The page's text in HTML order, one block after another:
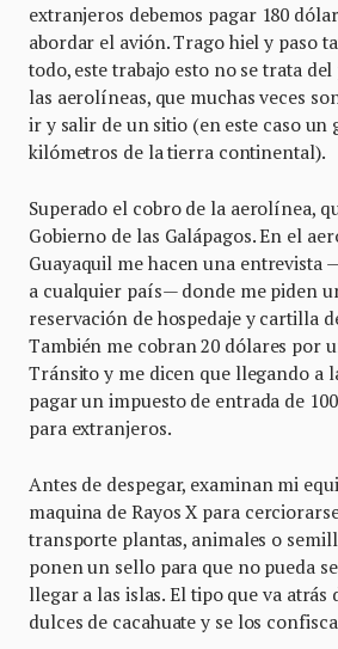
extranjeros debemos pagar 180
abordar el avión. Trago hiel y paso
todo, este trabajo esto no se trata
las aerolíneas, que muchas veces
ir y salir de un sitio (en este caso un
kilómetros de la tierra continental).
Superado el cobro de la aerolínea,
Gobierno de las Galápagos. En el
Guayaquil me hacen una entrevista
a cualquier país— donde me piden
reservación de hospedaje y cartilla
También me cobran 20 dólares por
Tránsito y me dicen que llegando a
pagar un impuesto de entrada de
para extranjeros.
Antes de despegar, examinan mi
maquina de Rayos X para
transporte plantas, animales o
ponen un sello para que no pueda
llegar a las islas. El tipo que va atrás
dulces de cacahuate y se los